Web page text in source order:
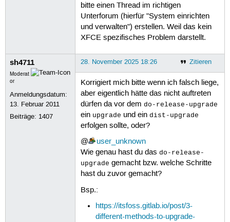
bitte einen Thread im richtigen
Unterforum (hierfür "System einrichten
und verwalten") erstellen. Weil das kein
XFCE spezifisches Problem darstellt.
sh4711
Moderat
or
Anmeldungsdatum:
13. Februar 2011
Beiträge: 1407
Zitieren
28. November 2025 18:26
Korrigiert mich bitte wenn ich falsch liege,
aber eigentlich hätte das nicht auftreten
dürfen da vor dem do-release-upgrade
ein upgrade und ein dist-upgrade
erfolgen sollte, oder?
@
user_unknown
Wie genau hast du das do-release-
upgrade gemacht bzw. welche Schritte
hast du zuvor gemacht?
Bsp.:
https://itsfoss.gitlab.io/post/3-
different-methods-to-upgrade-